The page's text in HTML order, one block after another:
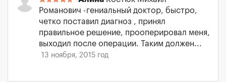
Романович -гениальный доктор, быстро,
четко поставил диагноз , принял
правильное решение, прооперировал меня,
выходил после операции. Таким должен...
13 ноября, 2015 год